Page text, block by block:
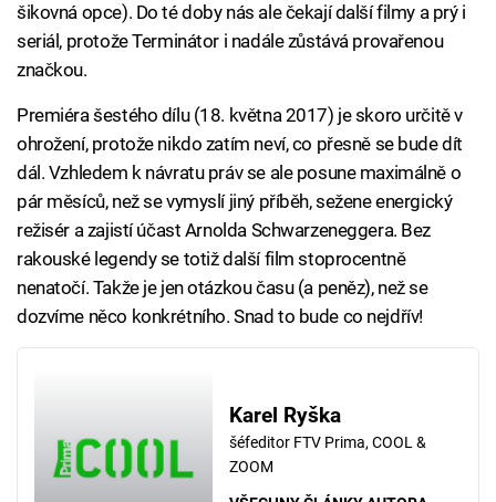
šikovná opce). Do té doby nás ale čekají další filmy a prý i
seriál, protože Terminátor i nadále zůstává provařenou
značkou.
Premiéra šestého dílu (18. května 2017) je skoro určitě v
ohrožení, protože nikdo zatím neví, co přesně se bude dít
dál. Vzhledem k návratu práv se ale posune maximálně o
pár měsíců, než se vymyslí jiný příběh, sežene energický
režisér a zajistí účast Arnolda Schwarzeneggera. Bez
rakouské legendy se totiž další film stoprocentně
nenatočí. Takže je jen otázkou času (a peněz), než se
dozvíme něco konkrétního. Snad to bude co nejdřív!
Karel Ryška
šéfeditor FTV Prima, COOL &
ZOOM